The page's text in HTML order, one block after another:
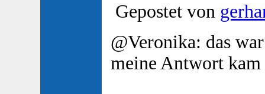
Gepostet von
@Veronika: das
meine Antwort